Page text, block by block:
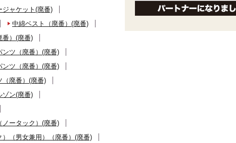
ジャケット(廃番)
中綿ベスト（廃番）(廃番)
番）(廃番)
ンツ（廃番）(廃番)
ンツ（廃番）(廃番)
（廃番）(廃番)
ゾン(廃番)
ノータック）(廃番)
（男女兼用）（廃番）(廃番)